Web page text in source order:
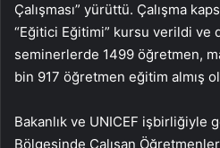
Çalışması” yürüttü. Çalışma
“Eğitici Eğitimi” kursu verildi ve
seminerlerde 1499 öğretmen,
bin 917 öğretmen eğitim almış
Bakanlık ve UNICEF işbirliğiyle
Bölgesinde Çalışan